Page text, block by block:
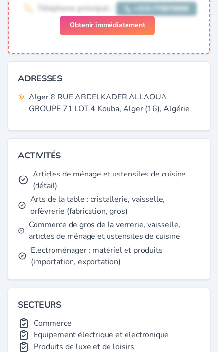
Obtenir immédiatement
ADRESSES
Alger 8 RUE ABDELKADER ALLAOUA
GROUPE 71 LOT 4 Kouba, Alger (16), Algérie
ACTIVITÉS
Articles de ménage et ustensiles de cuisine
(détail)
Arts de la table : cristallerie, vaisselle,
orfèvrerie (fabrication, gros)
Commerce de gros de la verrerie, vaisselle,
articles de ménage et ustensiles de cuisine
Electroménager : matériel et produits
(importation, exportation)
SECTEURS
Commerce
Equipement électrique et électronique
Produits de luxe et de loisirs